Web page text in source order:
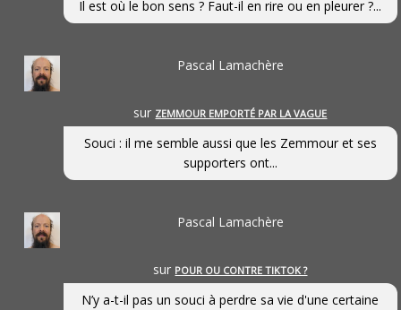
Il est où le bon sens ? Faut-il en rire ou en pleurer ?...
Pascal Lamachère
sur ZEMMOUR EMPORTÉ PAR LA VAGUE
Souci : il me semble aussi que les Zemmour et ses
supporters ont...
Pascal Lamachère
sur POUR OU CONTRE TIKTOK ?
N’y a-t-il pas un souci à perdre sa vie d'une certaine